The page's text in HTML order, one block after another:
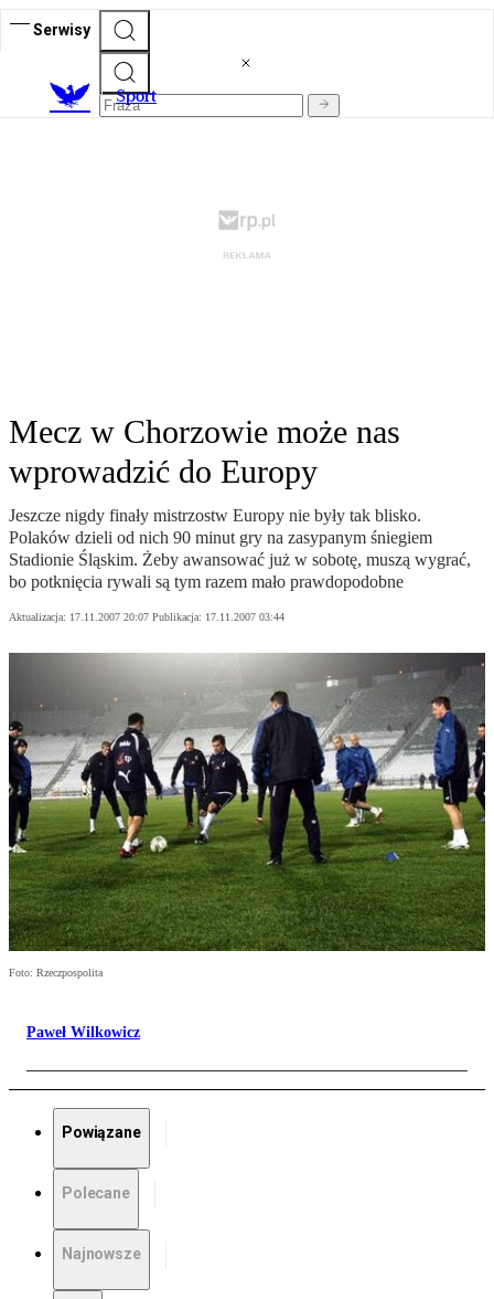
Serwisy
Sport
Mecz w Chorzowie może nas
wprowadzić do Europy
Jeszcze nigdy finały mistrzostw Europy nie były tak blisko.
Polaków dzieli od nich 90 minut gry na zasypanym śniegiem
Stadionie Śląskim. Żeby awansować już w sobotę, muszą wygrać,
bo potknięcia rywali są tym razem mało prawdopodobne
Aktualizacja: 17.11.2007 20:07 Publikacja: 17.11.2007 03:44
Foto: Rzeczpospolita
Paweł Wilkowicz
Powiązane
Polecane
Najnowsze